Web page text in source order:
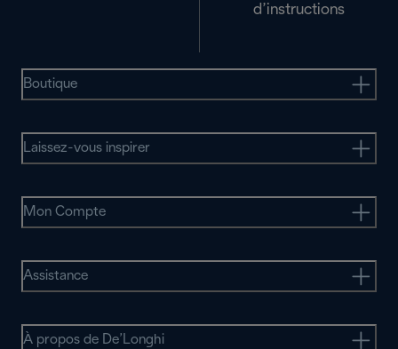
d’instructions
Boutique
Laissez-vous inspirer
Mon Compte
Assistance
À propos de De’Longhi